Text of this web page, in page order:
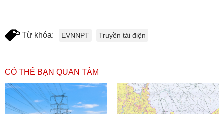
Từ khóa: EVNNPT Truyền tải điện
CÓ THỂ BẠN QUAN TÂM